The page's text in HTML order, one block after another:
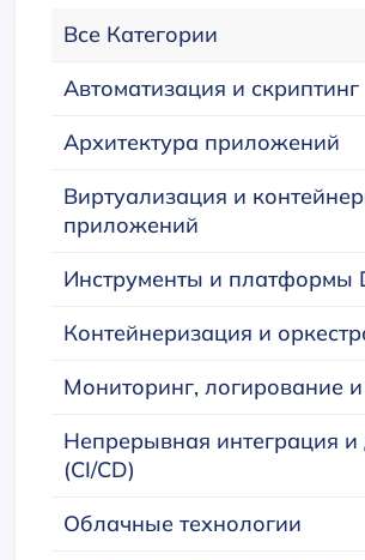
Все Категории
Автоматизация и скриптинг
Архитектура приложений
Виртуализация и
приложений
Инструменты и платформы
Контейнеризация и
Мониторинг, логирование
Непрерывная интеграция и
(CI/CD)
Облачные технологии